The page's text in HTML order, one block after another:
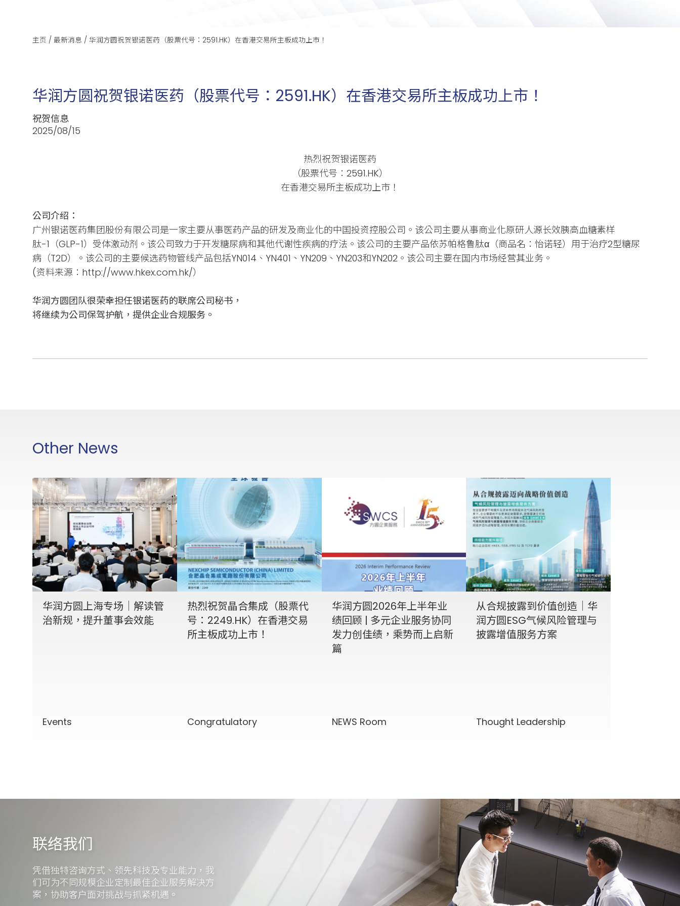
主页 / 最新消息 / 华润方圆祝贺银诺医药（股票代号：2591.HK）在香港交易所主板成功上市！
华润方圆祝贺银诺医药（股票代号：2591.HK）在香港交易所主板成功上市！
祝贺信息
2025/08/15
热烈祝贺银诺医药
（股票代号：2591.HK）
在香港交易所主板成功上市！
公司介绍：
广州银诺医药集团股份有限公司是一家主要从事医药产品的研发及商业化的中国投资控股公司。该公司主要从事商业化原研人源长效胰高血糖素样
肽-1（GLP-1）受体激动剂。该公司致力于开发糖尿病和其他代谢性疾病的疗法。该公司的主要产品依苏帕格鲁肽α（商品名：怡诺轻）用于治疗2型糖尿
病（T2D）。该公司的主要候选药物管线产品包括YN014、YN401、YN209、YN203和YN202。该公司主要在国内市场经营其业务。
(资料来源：http://www.hkex.com.hk/）
华润方圆团队很荣幸担任银诺医药的联席公司秘书，
将继续为公司保驾护航，提供企业合规服务。
Other News
华润方圆上海专场｜解读管
治新规，提升董事会效能
Events
热烈祝贺晶合集成（股票代
号：2249.HK）在香港交易
所主板成功上市！
Congratulatory
华润方圆2026年上半年业
绩回顾 | 多元企业服务协同
发力创佳绩，乘势而上启新
篇
NEWS Room
从合规披露到价值创造｜华
润方圆ESG气候风险管理与
披露增值服务方案
Thought Leadership
联络我们
凭借独特咨询方式、领先科技及专业能力，我
们可为不同规模企业定制最佳企业服务解决方
案，协助客户面对挑战与抓紧机遇。